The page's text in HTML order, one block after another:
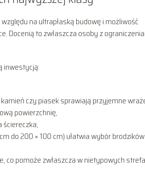
na ultrapłaską budowę i możliwość
Docenią to zwłaszcza osoby z
inwestycją:
czy piasek sprawiają przyjemne
powierzchnię,
do 200 × 100 cm) ułatwia wybór brodzików
co pomoże zwłaszcza w nietypowych